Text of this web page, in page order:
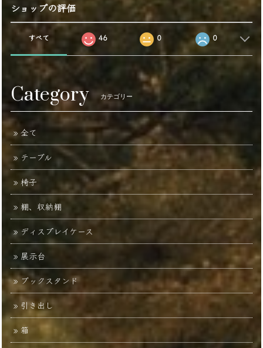
ショップの評価
すべて 46 0 0
Category カテゴリー
全て
テーブル
椅子
棚、収納棚
ディスプレイケース
展示台
ブックスタンド
引き出し
箱